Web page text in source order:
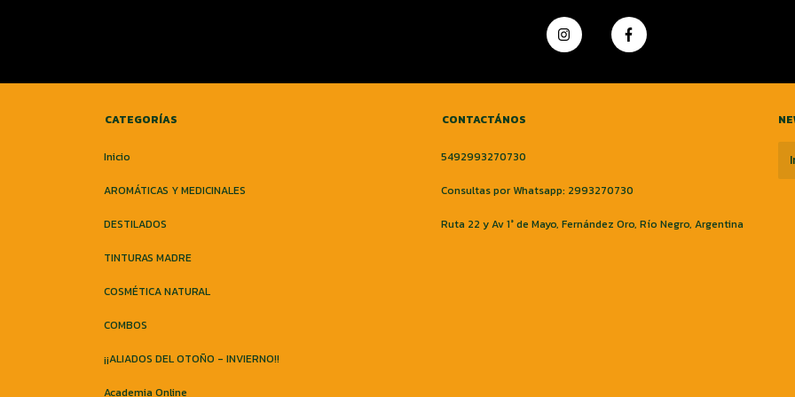
CATEGORÍAS
Inicio
AROMÁTICAS Y MEDICINALES
DESTILADOS
TINTURAS MADRE
COSMÉTICA NATURAL
COMBOS
¡¡ALIADOS DEL OTOÑO - INVIERNO!!
Academia Online
CONTACTÁNOS
5492993270730
Consultas por Whatsapp: 2993270730
Ruta 22 y Av 1° de Mayo, Fernández Oro, Río Negro, Argentina